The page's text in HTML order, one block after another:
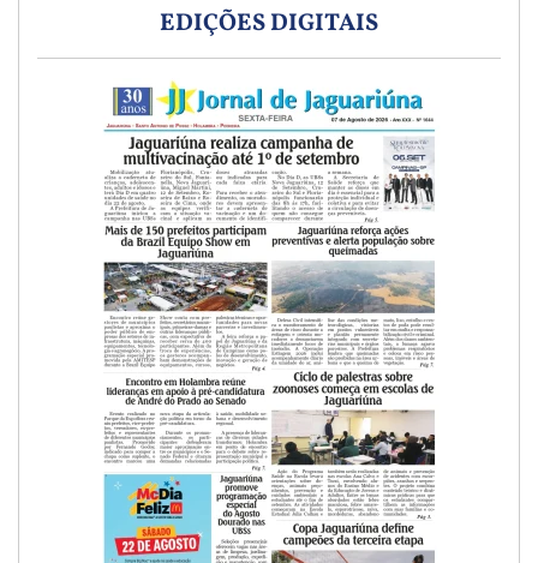
EDIÇÕES DIGITAIS